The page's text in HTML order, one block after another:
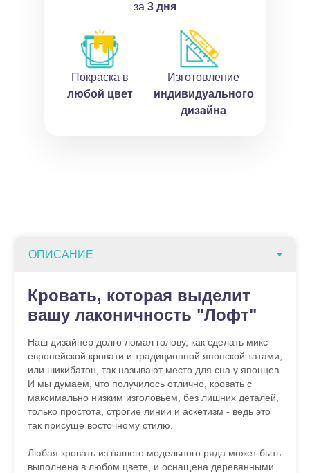
Покраска в
любой цвет
Изготовление
индивидуального
дизайна
за 3 дня
Кровать, которая выделит
вашу лаконичность "Лофт"
Наш дизайнер долго ломал голову, как сделать микс
европейской кровати и традиционной японской татами,
или шикибатон, так называют место для сна у японцев.
И мы думаем, что получилось отлично, кровать с
максимально низким изголовьем, без лишних деталей,
только простота, строгие линии и аскетизм - ведь это
так присуще восточному стилю.
Любая кровать из нашего модельного ряда может быть
выполнена в любом цвете, и оснащена деревянными